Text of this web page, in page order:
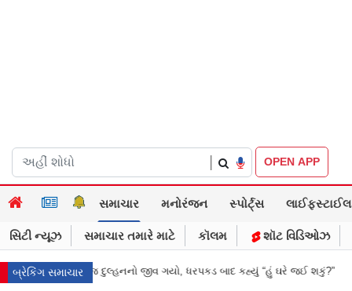
OPEN APP
સમાચાર મનોરંજન સ્પોર્ટ્સ લાઈફસ્ટાઈલ
સિટી ન્યૂઝ સમાચાર તમારે માટે કૉલમ શૉટ વિડિઓઝ
બ્રેકિંગ સમાચાર
બાદ કહ્યું “હું ઘરે જઈ શકું?” ‘હું બાબા બાગેશ્વર નથી...’: IIT દિલ્હીમાં